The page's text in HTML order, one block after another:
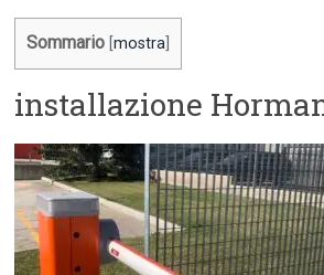
Sommario [mostra
installazione